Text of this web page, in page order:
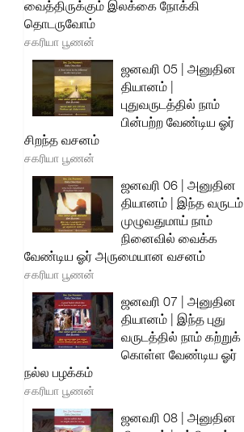
வைத்திருக்கும் இலக்கை நோக்கி
தொடருவோம்
சகரியா பூணன்
ஜனவரி 05 | அனுதின
தியானம் |
புதுவருடத்தில் நாம்
பின்பற்ற வேண்டிய ஓர்
சிறந்த வசனம்
சகரியா பூணன்
ஜனவரி 06 | அனுதின
தியானம் | இந்த வருடம்
முழுவதுமாய் நாம்
நினைவில் வைக்க
வேண்டிய ஓர் அருமையான வசனம்
சகரியா பூணன்
ஜனவரி 07 | அனுதின
தியானம் | இந்த புது
வருடத்தில் நாம் கற்றுக்
கொள்ள வேண்டிய ஓர்
நல்ல பழக்கம்
சகரியா பூணன்
ஜனவரி 08 | அனுதின